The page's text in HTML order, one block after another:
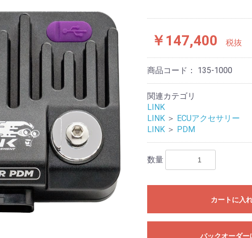
￥147,400 税抜
商品コード： 135-1000
関連カテゴリ
LINK
LINK ＞ ECUアクセサリー
LINK ＞ PDM
数量
カートに入
バックオーダー